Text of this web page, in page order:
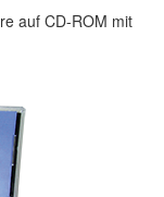
auf CD-ROM mit